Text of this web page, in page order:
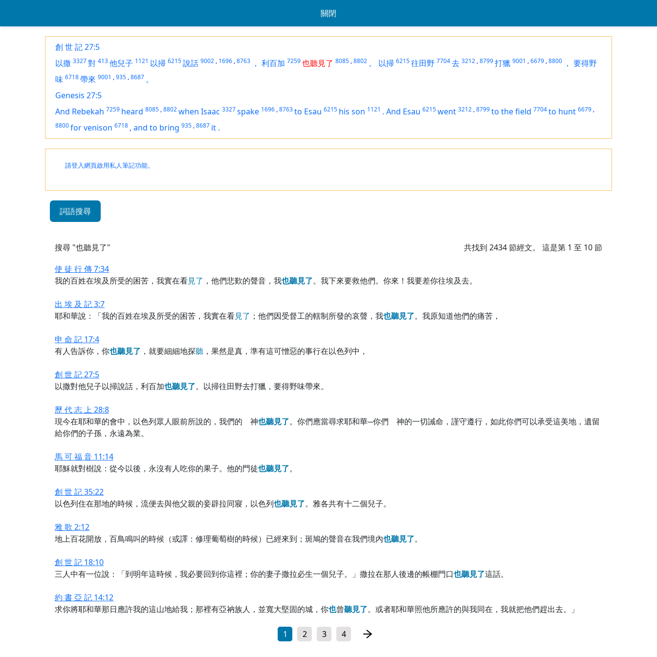
關閉
創 世 記 27:5
以撒 3327對 413他兒子 1121 以掃 6215說話 9002 , 1696 ,8763 ， 利百加 7259也聽見了 8085 ,8802 。 以掃 6215往田野 7704去 3212 ,8799打獵 9001 ,6679 ,8800 ， 要得野
味 6718帶來 9001 ,935 ,8687 。
Genesis 27:5
And Rebekah 7259 heard 8085 ,8802when Isaac 3327spake 1696 ,8763to Esau 6215 his son 1121 . And Esau 6215went 3212 ,8799to the field 7704to hunt 6679 ,
8800forvenison 6718 , and to bring 935 ,8687 it .
請登入網頁啟用私人筆記功能。
詞語搜尋
搜尋 "也聽見了" 共找到 2434節經文。 這是第 1 至 10 節
使 徒 行 傳 7:34
我的百姓在埃及所受的困苦，我實在看見了 ，他們悲歎的聲音，我也聽見了。我下來要救他們。你來！我要差你往埃及去。
出 埃 及 記 3:7
耶和華說：「我的百姓在埃及所受的困苦，我實在看見了 ；他們因受督工的轄制所發的哀聲，我也聽見了。我原知道他們的痛苦，
申 命 記 17:4
有人告訴你，你也聽見了 ，就要細細地探聽 ，果然是真，準有這可憎惡的事行在以色列中，
創 世 記 27:5
以撒對他兒子以掃說話，利百加也聽見了。以掃往田野去打獵，要得野味帶來。
歷 代 志 上 28:8
現今在耶和華的會中，以色列眾人眼前所說的，我們的 神也聽見了。你們應當尋求耶和華─你們 神的一切誡命，謹守遵行，如此你們可以承受這美地，遺留
給你們的子孫，永遠為業。
馬 可 福 音 11:14
耶穌就對樹說：從今以後，永沒有人吃你的果子。他的門徒也聽見了。
創 世 記 35:22
以色列住在那地的時候，流便去與他父親的妾辟拉同寢，以色列也聽見了。雅各共有十二個兒子。
雅 歌 2:12
地上百花開放，百鳥鳴叫的時候（或譯：修理葡萄樹的時候）已經來到；斑鳩的聲音在我們境內也聽見了。
創 世 記 18:10
三人中有一位說：「到明年這時候，我必要回到你這裡；你的妻子撒拉必生一個兒子。」撒拉在那人後邊的帳棚門口也聽見了這話。
約 書 亞 記 14:12
求你將耶和華那日應許我的這山地給我；那裡有亞衲族人，並寬大堅固的城，你也曾聽見了。或者耶和華照他所應許的與我同在，我就把他們趕出去。」
1 2 3 4